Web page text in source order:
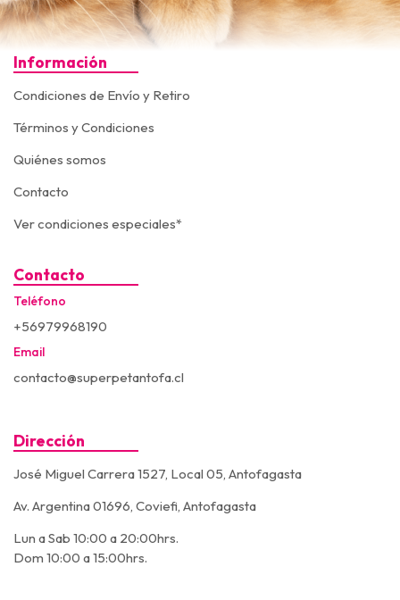
Información
Condiciones de Envío y Retiro
Términos y Condiciones
Quiénes somos
Contacto
Ver condiciones especiales*
Contacto
Teléfono
+56979968190
Email
contacto@superpetantofa.cl
Dirección
José Miguel Carrera 1527, Local 05, Antofagasta
Av. Argentina 01696, Coviefi, Antofagasta
Lun a Sab 10:00 a 20:00hrs.
Dom 10:00 a 15:00hrs.